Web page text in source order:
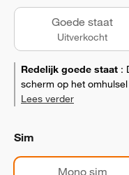
Goede staat
Uitverkocht
Redelijk goede staat :
scherm op het
Lees verder
Sim
Mono sim